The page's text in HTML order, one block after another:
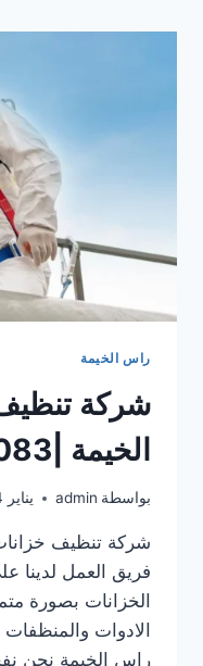
راس الخيمة
شركة
الخيمة |0567414083
بواسطة admin يناير 14, 2025
شركة تنظيف
فريق العمل لدينا
الخزانات بصورة
الادوات
راس الخيمة نحن